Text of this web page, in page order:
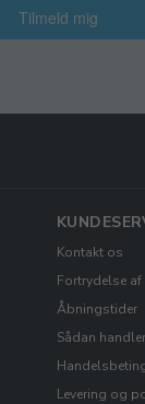
Tilmeld mig
Kontakt os
Fortrydelse
Åbningstider
Sådan
Levering og